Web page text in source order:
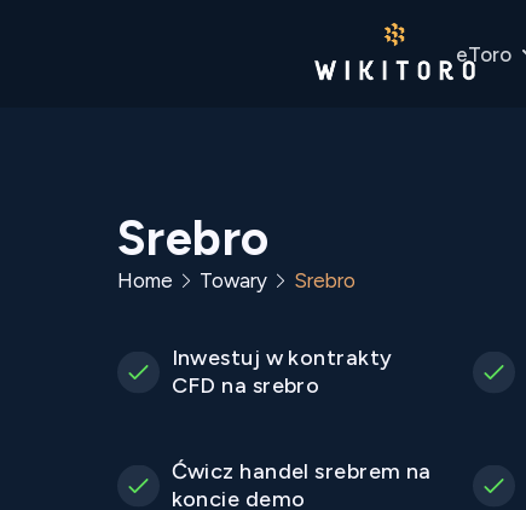
eToro
Srebro
Home Towary Srebro
Inwestuj w kontrakty
CFD na srebro
Ćwicz handel srebrem na
koncie demo